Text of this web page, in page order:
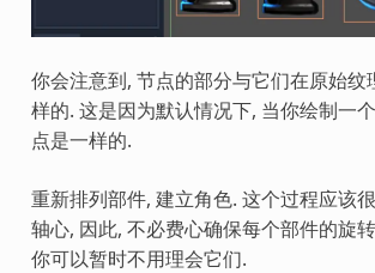
你会注意到, 节点的部分与它们在原始纹
样的. 这是因为默认情况下, 当你绘制一
点是一样的.
重新排列部件, 建立角色. 这个过程应该
轴心, 因此, 不必费心确保每个部件的旋
你可以暂时不用理会它们.